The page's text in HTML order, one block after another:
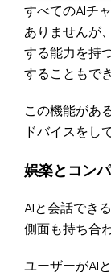
すべてのAIチ
ありませんが
する能力を持
することもで
この機能があ
ドバイスをし
娯楽とコン
AIと会話でき
側面も持ち合
ユーザーがAI